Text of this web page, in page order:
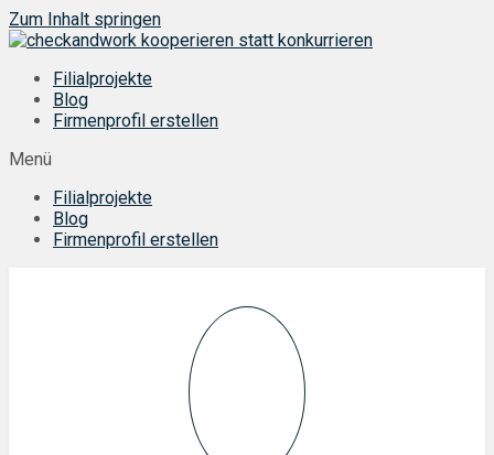
Zum Inhalt springen
Filialprojekte
Blog
Firmenprofil erstellen
Menü
Filialprojekte
Blog
Firmenprofil erstellen